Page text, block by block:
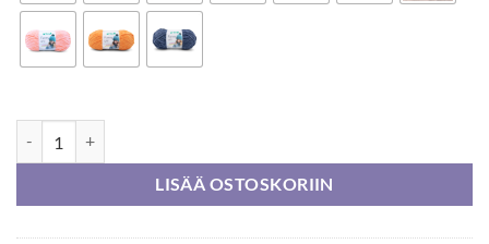
LISÄÄ OSTOSKORIIN